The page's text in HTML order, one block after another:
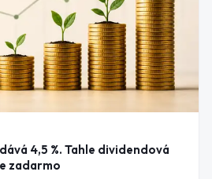
4,5 %. Tahle dividendová
zadarmo